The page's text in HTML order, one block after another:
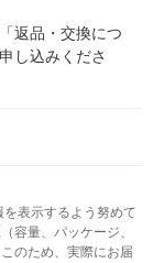
返品・交換につ
し込みくださ
表示するよう努めて
容量、パッケージ、
のため、実際にお届